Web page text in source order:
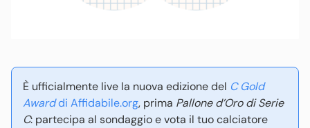
È ufficialmente live la nuova edizione del C Gold
Awarddi Affidabile.org, prima Pallone d’Oro di Serie
C: partecipa al sondaggio e vota il tuo calciatore